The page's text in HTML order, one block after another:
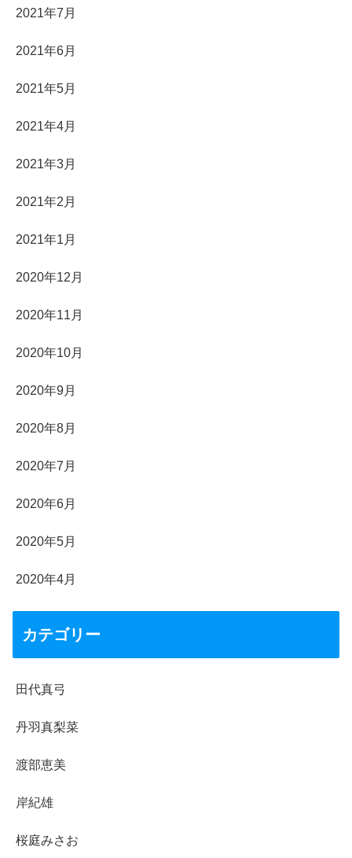
2021年7月
2021年6月
2021年5月
2021年4月
2021年3月
2021年2月
2021年1月
2020年12月
2020年11月
2020年10月
2020年9月
2020年8月
2020年7月
2020年6月
2020年5月
2020年4月
カテゴリー
田代真弓
丹羽真梨菜
渡部恵美
岸紀雄
桜庭みさお